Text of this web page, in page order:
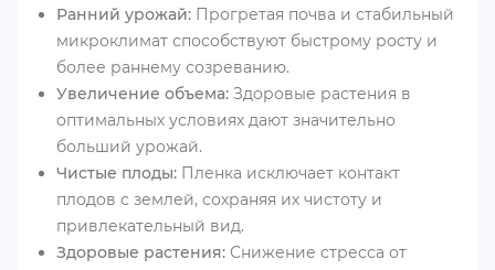
Ранний урожай: Прогретая почва и стабильный
микроклимат способствуют быстрому росту и
более раннему созреванию.
Увеличение объема: Здоровые растения в
оптимальных условиях дают значительно
больший урожай.
Чистые плоды: Пленка исключает контакт
плодов с землей, сохраняя их чистоту и
привлекательный вид.
Здоровые растения: Снижение стресса от